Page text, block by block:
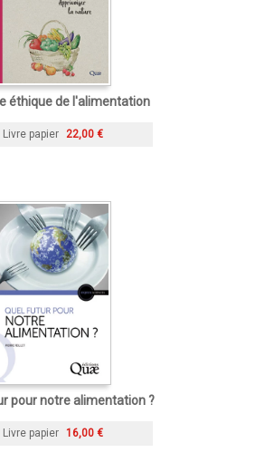
éthique de l'alimentation
Livre papier 22,00 €
pour notre alimentation ?
Livre papier 16,00 €